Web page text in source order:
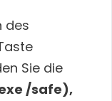
des
Sie die
/safe),